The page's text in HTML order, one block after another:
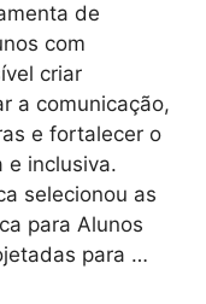
de
com
criar
a comunicação,
e fortalecer o
e inclusiva.
selecionou as
para Alunos
para …